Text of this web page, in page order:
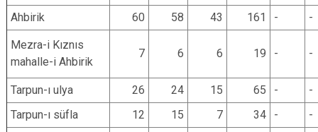
Ahbirik
60 58 43 161 - -
Mezra-i Kıznıs
mahalle-i Ahbirik
7 6 6 19 - -
Tarpun-ı ulya 26 24 15 65 -
-
Tarpun-ı süfla
12 15 7 34 -
-